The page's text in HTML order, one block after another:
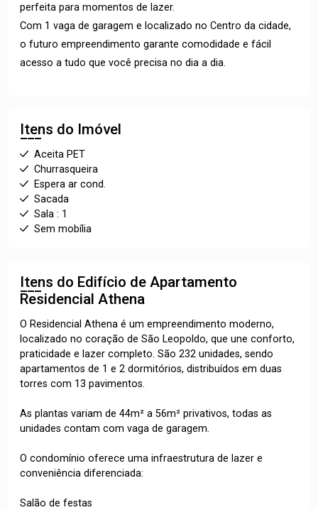
perfeita para momentos de lazer.
Com 1 vaga de garagem e localizado no Centro da cidade,
o futuro empreendimento garante comodidade e fácil
acesso a tudo que você precisa no dia a dia.
Itens do Imóvel
Aceita PET
Churrasqueira
Espera ar cond.
Sacada
Sala : 1
Sem mobília
Itens do Edifício de Apartamento
Residencial Athena
O Residencial Athena é um empreendimento moderno,
localizado no coração de São Leopoldo, que une conforto,
praticidade e lazer completo. São 232 unidades, sendo
apartamentos de 1 e 2 dormitórios, distribuídos em duas
torres com 13 pavimentos.
As plantas variam de 44m² a 56m² privativos, todas as
unidades contam com vaga de garagem.
O condomínio oferece uma infraestrutura de lazer e
conveniência diferenciada:
Salão de festas